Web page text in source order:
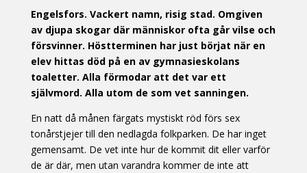
Engelsfors. Vackert namn, risig stad. Omgiven
av djupa skogar där människor ofta går vilse och
försvinner. Höstterminen har just börjat när en
elev hittas död på en av gymnasieskolans
toaletter. Alla förmodar att det var ett
självmord. Alla utom de som vet sanningen.
En natt då månen färgats mystiskt röd förs sex
tonårstjejer till den nedlagda folkparken. De har inget
gemensamt. De vet inte hur de kommit dit eller varför
de är där, men utan varandra kommer de inte att